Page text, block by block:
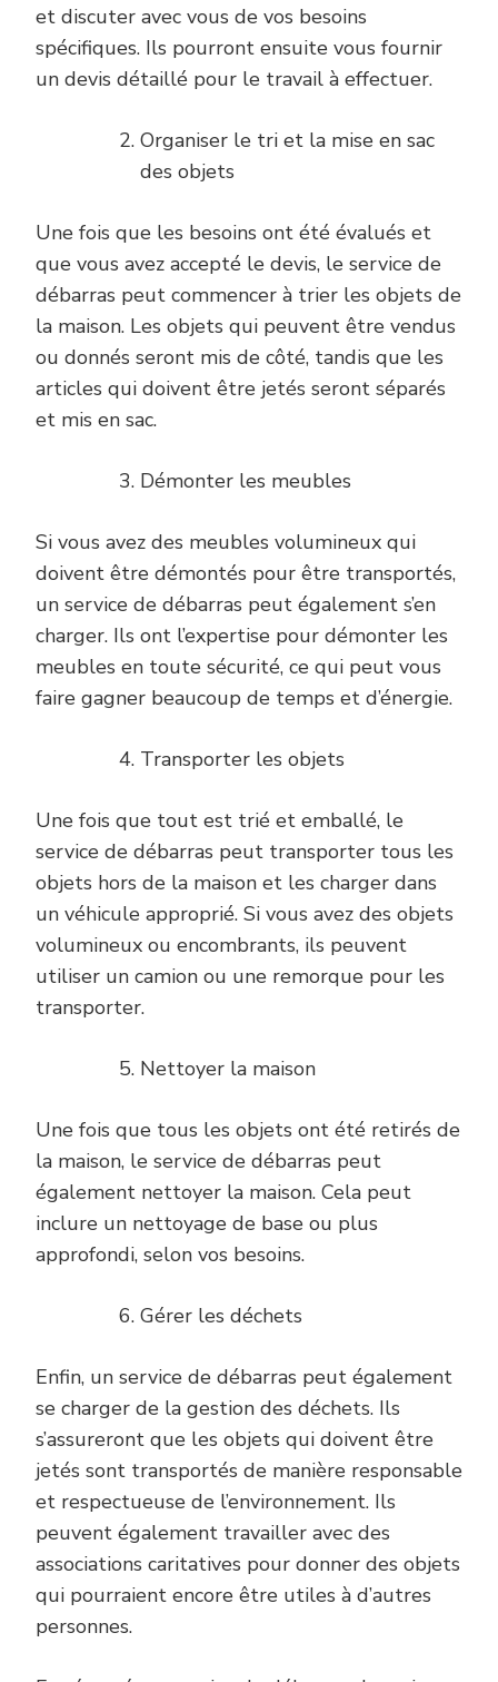
et discuter avec vous de vos besoins
spécifiques. Ils pourront ensuite vous fournir
un devis détaillé pour le travail à effectuer.
Organiser le tri et la mise en sac
des objets
Une fois que les besoins ont été évalués et
que vous avez accepté le devis, le service de
débarras peut commencer à trier les objets de
la maison. Les objets qui peuvent être vendus
ou donnés seront mis de côté, tandis que les
articles qui doivent être jetés seront séparés
et mis en sac.
Démonter les meubles
Si vous avez des meubles volumineux qui
doivent être démontés pour être transportés,
un service de débarras peut également s’en
charger. Ils ont l’expertise pour démonter les
meubles en toute sécurité, ce qui peut vous
faire gagner beaucoup de temps et d’énergie.
Transporter les objets
Une fois que tout est trié et emballé, le
service de débarras peut transporter tous les
objets hors de la maison et les charger dans
un véhicule approprié. Si vous avez des objets
volumineux ou encombrants, ils peuvent
utiliser un camion ou une remorque pour les
transporter.
Nettoyer la maison
Une fois que tous les objets ont été retirés de
la maison, le service de débarras peut
également nettoyer la maison. Cela peut
inclure un nettoyage de base ou plus
approfondi, selon vos besoins.
Gérer les déchets
Enfin, un service de débarras peut également
se charger de la gestion des déchets. Ils
s’assureront que les objets qui doivent être
jetés sont transportés de manière responsable
et respectueuse de l’environnement. Ils
peuvent également travailler avec des
associations caritatives pour donner des objets
qui pourraient encore être utiles à d’autres
personnes.